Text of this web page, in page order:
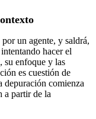
un agente, y saldrá,
hacer el
su enfoque y las
es cuestión de
depuración comienza
a partir de la